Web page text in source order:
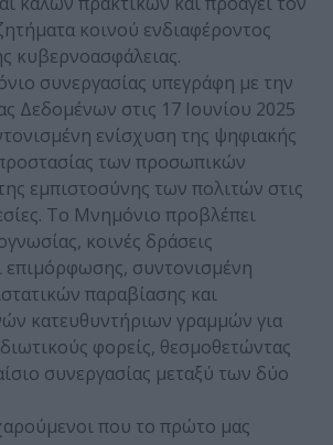
κοινού ενδιαφέροντος
κυβερνοασφάλειας.
συνεργασίας υπεγράφη με την
Δεδομένων στις 17 Ιουνίου 2025
ενίσχυση της ψηφιακής
των προσωπικών
εμπιστοσύνης των πολιτών στις
Το Μνημόνιο προβλέπει
κοινές δράσεις
επιμόρφωσης, συντονισμένη
παραβίασης και
κατευθυντήριων γραμμών για
φορείς, θεσμοθετώντας
συνεργασίας μεταξύ των δύο
που το πρώτο μας